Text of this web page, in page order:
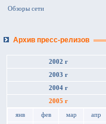
Обзоры сети
Архив пресс-релизов
2002 г
2003 г
2004 г
2005 г
янв фев мар апр